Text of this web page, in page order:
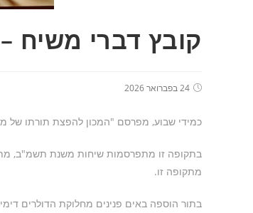
קובץ דברי משיח
24 בפברואר 2026
כמידי שבוע, מפרסם "המכון להפצת תורתו של
בתקופה זו מתפרסמות שיחות משנת תשמ"ב,
מתקופה זו.
בתור הוספה באים פנינים מחלוקת הדולרים